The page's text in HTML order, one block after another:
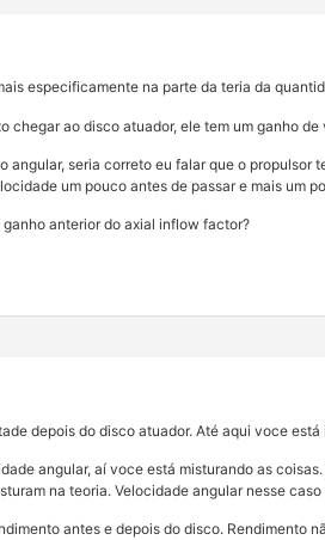
especificamente na parte da teria da
chegar ao disco atuador, ele tem um ganho
angular, seria correto eu falar que o
um pouco antes de passar e mais um
ganho anterior do axial inflow factor?
depois do disco atuador. Até aqui voce está
angular, aí voce está misturando as
na teoria. Velocidade angular nesse
antes e depois do disco. Rendimento